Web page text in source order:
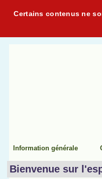
Certains contenus ne
Information générale
Bienvenue sur